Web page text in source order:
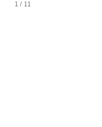
1 / 11